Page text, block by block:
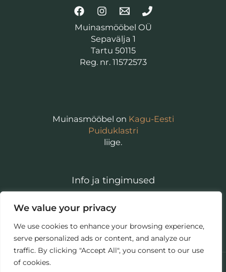
We value your privacy
We use cookies to enhance your browsing experience,
serve personalized ads or content, and analyze our
traffic. By clicking "Accept All", you consent to our use
of cookies.
Muinasmööbel OÜ
Sepavälja 1
Tartu 50115
Reg. nr. 11572573
Muinasmööbel on Kagu-Eesti
Puiduklastri
liige.
Info ja tingimused
Kasutajatingimused